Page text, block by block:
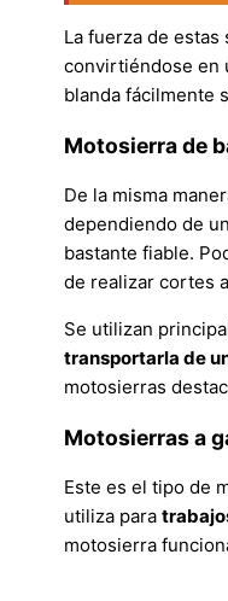
La fuerza de
convirtiéndose en
blanda fácilmente
Motosierra de
De la misma
dependiendo de
bastante fiable.
de realizar cortes
Se utilizan
transportarla de
motosierras
Este es el tipo de
utiliza para
motosierra